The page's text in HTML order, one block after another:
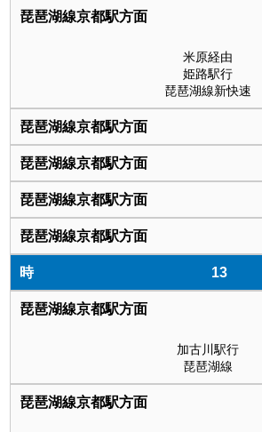
米原経由
姫路駅行
琵琶湖線新快速
13
加古川駅行
琵琶湖線